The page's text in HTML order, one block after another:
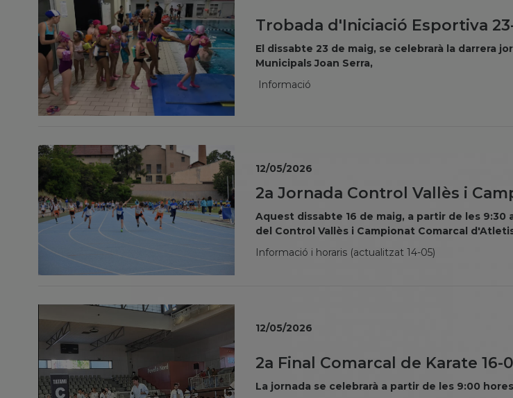
Trobada d'Iniciació Esportiva
El dissabte 23 de maig, se celebrarà la darrera
Municipals Joan Serra,
Informació
2a Jornada Control Vallès i
Aquest dissabte 16 de maig, a partir de les 9:30
del Control Vallès i Campionat Comarcal
Informació i horaris (actualitzat 14-05)
12/05/2026
2a Final Comarcal de Karate 16-
La jornada se celebrarà a partir de les 9:00
12/05/2026